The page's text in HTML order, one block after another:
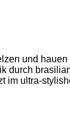
und hauen
durch
im ultra-